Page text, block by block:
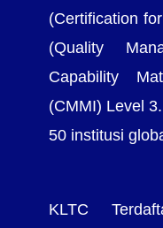
(Certification
(Quality
Capability
(CMMI) Level
50 institusi
KLTC